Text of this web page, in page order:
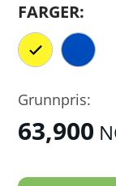
FARGER:
Grunnpris:
63,900